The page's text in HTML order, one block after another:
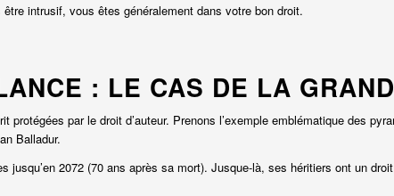
intrusif, vous êtes généralement dans votre bon droit.
: LE CAS DE LA
par le droit d’auteur. Prenons l’exemple emblématique des
Balladur.
2072 (70 ans après sa mort). Jusque-là, ses héritiers ont un droit